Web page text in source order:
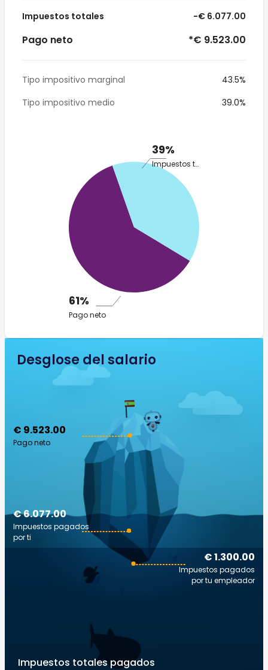
Impuestos totales -€ 6.077.00
Pago neto *€ 9.523.00
Tipo impositivo marginal
43.5%
Tipo impositivo medio
39.0%
39%
Impuestos totales
61%
Pago neto
Desglose del salario
€ 9.523.00
Pago neto
€ 1.300.00
Impuestos pagados
por tu empleador
€ 6.077.00
Impuestos pagados
por ti
Impuestos totales pagados